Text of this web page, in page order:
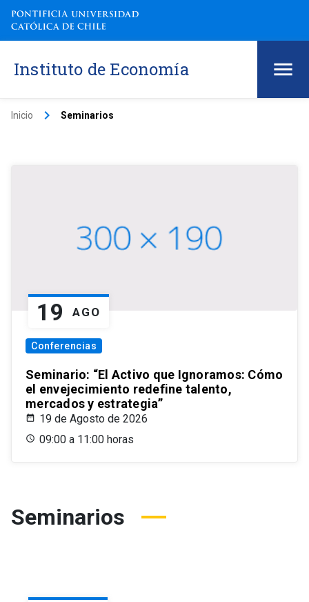
Instituto de Economía
Inicio keyboard_arrow_right Seminarios
19 AGO
Conferencias
Seminario: “El Activo que Ignoramos: Cómo
el envejecimiento redefine talento,
mercados y estrategia”
19 de Agosto de 2026
09:00 a 11:00 horas
Seminarios